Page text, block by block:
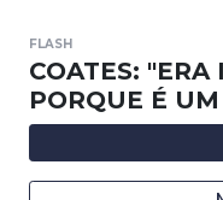
FLASH
COATES:
PORQUE É